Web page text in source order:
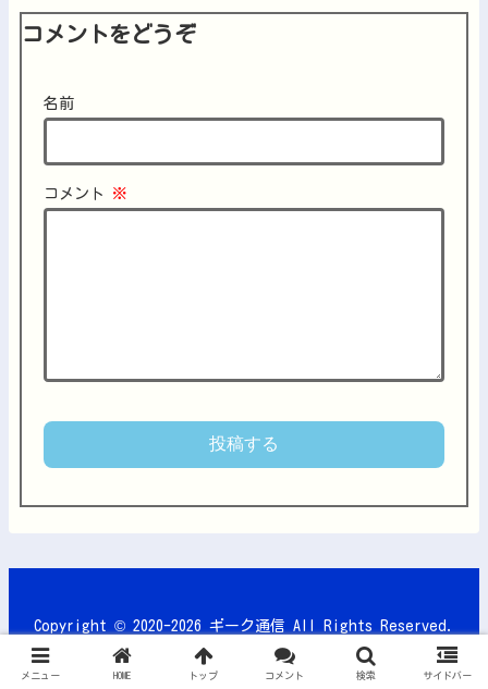
コメントをどうぞ
名前
コメント ※
Copyright © 2020-2026 ギーク通信 All Rights Reserved.
メニュー HOME トップ コメント 検索 サイドバー